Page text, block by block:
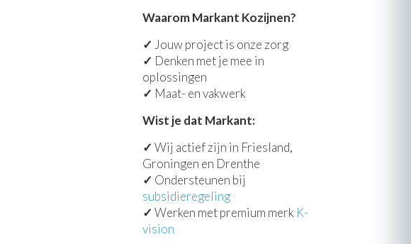
Waarom Markant Kozijnen?
✓ Jouw project is onze zorg
✓ Denken met je mee in
oplossingen
✓ Maat- en vakwerk
Wist je dat Markant:
✓ Wij actief zijn in Friesland,
Groningen en Drenthe
✓ Ondersteunen bij
subsidieregeling
✓ Werken met premium merk K-
vision